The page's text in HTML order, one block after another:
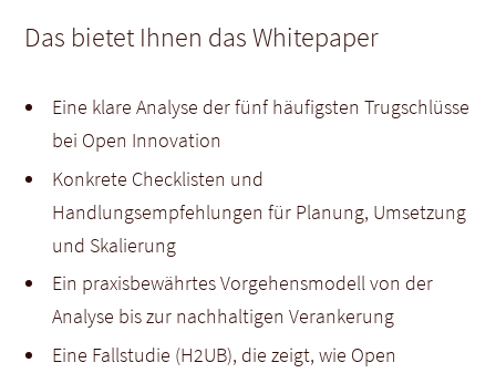
Das bietet Ihnen das Whitepaper
Eine klare Analyse der fünf häufigsten Trugschlüsse
bei Open Innovation
Konkrete Checklisten und
Handlungsempfehlungen für Planung, Umsetzung
und Skalierung
Ein praxisbewährtes Vorgehensmodell von der
Analyse bis zur nachhaltigen Verankerung
Eine Fallstudie (H2UB), die zeigt, wie Open